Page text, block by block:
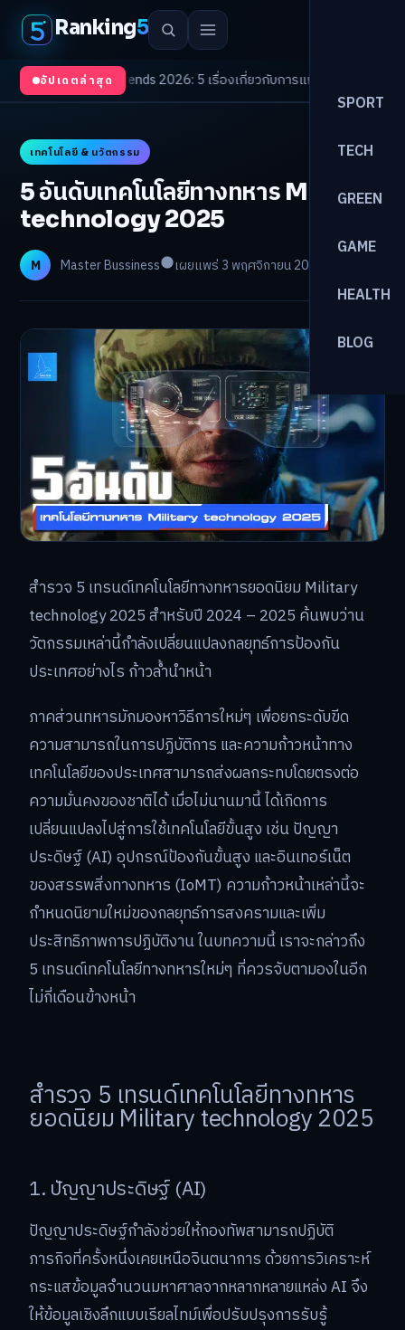
Ranking5
SPORT
TECH
GREEN
GAME
HEALTH
BLOG
อัปเดตล่าสุด
Trends 2026: 5 เรื่องเกี่ยวกับการแพทย์ที่ควรรู้/ดอกเบี้ยขาขึ้นรอบ
เทคโนโลยี & นวัตกรรม
5 อันดับเทคโนโลยีทางทหาร Military
technology 2025
M Master Bussiness เผยแพร่ 3 พฤศจิกายน 2025
สำรวจ 5 เทรนด์เทคโนโลยีทางทหารยอดนิยม Military
technology 2025 สำหรับปี 2024 – 2025 ค้นพบว่าน
วัตกรรมเหล่านี้กำลังเปลี่ยนแปลงกลยุทธ์การป้องกัน
ประเทศอย่างไร ก้าวล้ำนำหน้า
ภาคส่วนทหารมักมองหาวิธีการใหม่ๆ เพื่อยกระดับขีด
ความสามารถในการปฏิบัติการ และความก้าวหน้าทาง
เทคโนโลยีของประเทศสามารถส่งผลกระทบโดยตรงต่อ
ความมั่นคงของชาติได้ เมื่อไม่นานมานี้ ได้เกิดการ
เปลี่ยนแปลงไปสู่การใช้เทคโนโลยีขั้นสูง เช่น ปัญญา
ประดิษฐ์ (AI) อุปกรณ์ป้องกันขั้นสูง และอินเทอร์เน็ต
ของสรรพสิ่งทางทหาร (IoMT) ความก้าวหน้าเหล่านี้จะ
กำหนดนิยามใหม่ของกลยุทธ์การสงครามและเพิ่ม
ประสิทธิภาพการปฏิบัติงาน ในบทความนี้ เราจะกล่าวถึง
5 เทรนด์เทคโนโลยีทางทหารใหม่ๆ ที่ควรจับตามองในอีก
ไม่กี่เดือนข้างหน้า
สำรวจ 5 เทรนด์เทคโนโลยีทางทหาร
ยอดนิยม Military technology 2025
1. ปัญญาประดิษฐ์ (AI)
ปัญญาประดิษฐ์กำลังช่วยให้กองทัพสามารถปฏิบัติ
ภารกิจที่ครั้งหนึ่งเคยเหนือจินตนาการ ด้วยการวิเคราะห์
กระแสข้อมูลจำนวนมหาศาลจากหลากหลายแหล่ง AI จึง
ให้ข้อมูลเชิงลึกแบบเรียลไทม์เพื่อปรับปรุงการรับรู้